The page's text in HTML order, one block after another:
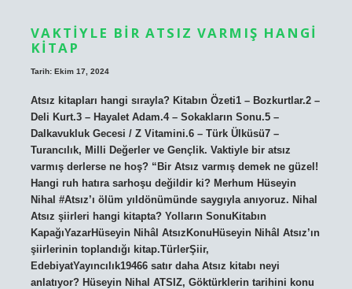
VAKTIYLE BIR ATSIZ VARMIŞ HANGI
KITAP
Tarih: Ekim 17, 2024
Atsız kitapları hangi sırayla? Kitabın Özeti1 – Bozkurtlar.2 –
Deli Kurt.3 – Hayalet Adam.4 – Sokakların Sonu.5 –
Dalkavukluk Gecesi / Z Vitamini.6 – Türk Ülküsü7 –
Turancılık, Milli Değerler ve Gençlik. Vaktiyle bir atsız
varmış derlerse ne hoş? “Bir Atsız varmış demek ne güzel!
Hangi ruh hatıra sarhoşu değildir ki? Merhum Hüseyin
Nihal #Atsız’ı ölüm yıldönümünde saygıyla anıyoruz. Nihal
Atsız şiirleri hangi kitapta? Yolların SonuKitabın
KapağıYazarHüseyin Nihâl AtsızKonuHüseyin Nihâl Atsız’ın
şiirlerinin toplandığı kitap.TürlerŞiir,
EdebiyatYayıncılık19466 satır daha Atsız kitabı neyi
anlatıyor? Hüseyin Nihal ATSIZ, Göktürklerin tarihini konu